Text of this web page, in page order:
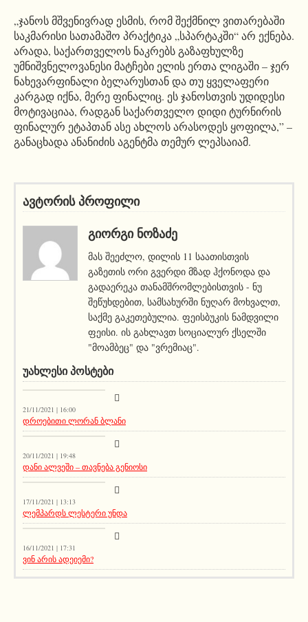
„ჯანოს მშვენივრად ესმის, რომ შექმნილ ვითარებაში
საკმარისი სათამაშო პრაქტიკა „სპარტაკში“ არ ექნება.
არადა, საქართველოს ნაკრებს გაზაფხულზე
უმნიშვნელოვანესი მატჩები ელის ერთა ლიგაში – ჯერ
ნახევარფინალი ბელარუსთან და თუ ყველაფერი
კარგად იქნა, მერე ფინალიც. ეს ჯანოსთვის უდიდესი
მოტივაციაა, რადგან საქართველო დიდი ტურნირის
ფინალურ ეტაპთან ასე ახლოს არასოდეს ყოფილა,” –
განაცხადა ანანიძის აგენტმა თემურ ლეპსაიამ.
ავტორის პროფილი
ᲒᲘᲝᲠᲒᲘ ᲜᲝᲖᲐᲫᲔ
მას შეეძლო, დილის 11 საათისთვის
გაზეთის ორი გვერდი მზად ჰქონოდა და
გადაერეკა თანამშრომლებისთვის - ნუ
შეწუხდებით, სამსახურში ნუღარ მოხვალთ,
საქმე გაკეთებულია. ფეისბუკის ნამდვილი
ფეისი. ის გახლავთ სოციალურ ქსელში
"მოამბეც" და "ვრემიაც".
ᲣᲐᲮᲚᲔᲡᲘ ᲞᲝᲡᲢᲔᲑᲘ
21/11/2021 | 16:00
დროებითი ლორან ბლანი
აქეთურ-იქითური
20/11/2021 | 19:48
დანი ალვეში – თავნება გენიოსი
აქეთურ-იქითური
17/11/2021 | 13:13
ლემპარდს ლესტერი უნდა
აქეთურ-იქითური
16/11/2021 | 17:31
ვინ არის ადეიემი?